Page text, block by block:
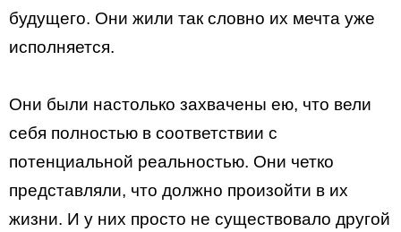
будущего. Они жили так словно их мечта уже
исполняется.
Они были настолько захвачены ею, что вели
себя полностью в соответствии с
потенциальной реальностью. Они четко
представляли, что должно произойти в их
жизни. И у них просто не существовало другой